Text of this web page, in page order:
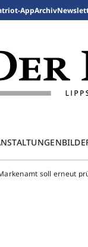
AppArchiv
soll erneut